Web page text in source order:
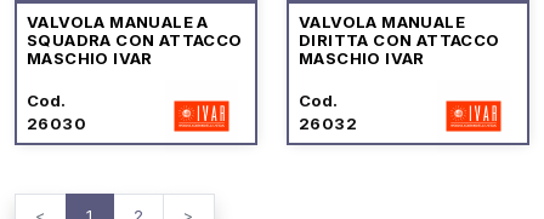
VALVOLA MANUALE A
SQUADRA CON ATTACCO
MASCHIO IVAR
Cod.
26030
VALVOLA MANUALE
DIRITTA CON ATTACCO
MASCHIO IVAR
Cod.
26032
< 1 2 >